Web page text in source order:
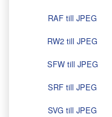
RAF till JPEG
RW2 till JPEG
SFW till JPEG
SRF till JPEG
SVG till JPEG